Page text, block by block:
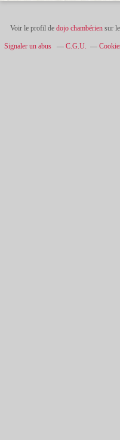
Voir le profil de dojo chambériensur
Signaler un abus C.G.U.